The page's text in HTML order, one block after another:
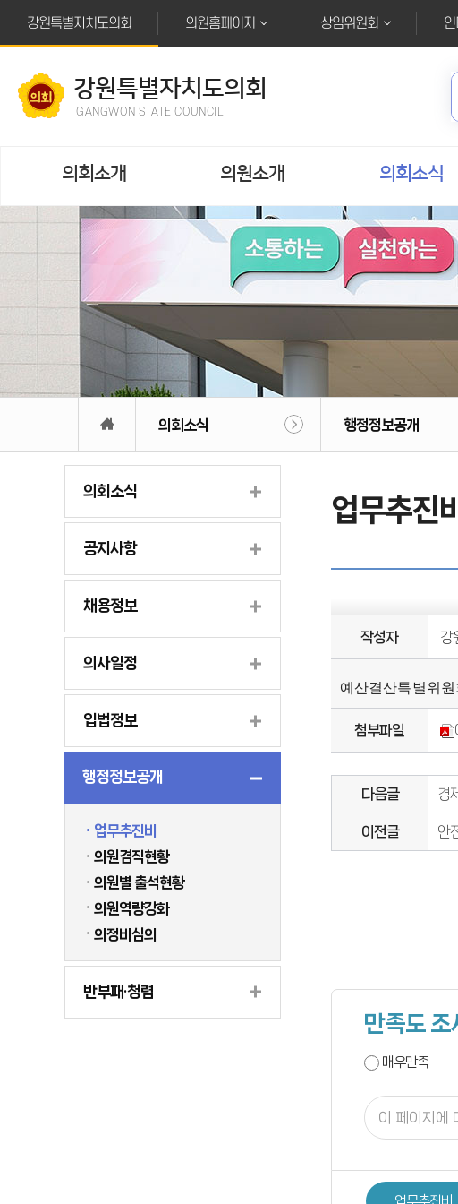
강원특별자치도의회
의원홈페이지 상임위원회
강원특별자치도의회
GANGWON STATE COUNCIL
의회소개 의원소개 의회소식
의회소식 행정정보공개
의회소식
공지사항
채용정보
의사일정
입법정보
행정정보공개
업무추진비
의원겸직현황
의원별 출석현황
의원역량강화
의정비심의
반부패·청렴
업무추진비
작성자 강
예산결산특별위
첨부파일
다음글 경
이전글 안
만족도 조
매우만족
업무추진비